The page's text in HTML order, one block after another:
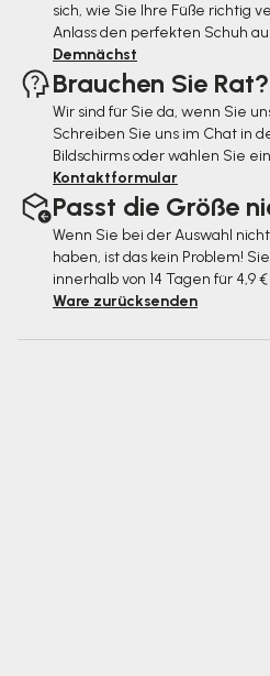
sich, wie Sie Ihre Füße richtig
Anlass den perfekten Schuh
Demnächst
Brauchen Sie Rat?
Wir sind für Sie da, wenn Sie
Schreiben Sie uns im Chat in
Bildschirms oder wählen Sie
Kontaktformular
Passt die Größe
Wenn Sie bei der Auswahl
haben, ist das kein Problem!
innerhalb von 14 Tagen für 4,9
Ware zurücksenden